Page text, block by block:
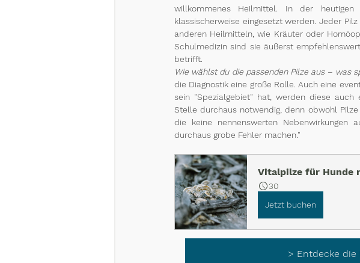
willkommenes Heilmittel. In der
klassischerweise eingesetzt werden. Jeder
anderen Heilmitteln, wie Kräuter oder
Schulmedizin sind sie äußerst
betrifft.
Wie wählst du die passenden Pilze aus – was
die Diagnostik eine große Rolle. Auch eine
sein "Spezialgebiet" hat, werden diese
Stelle durchaus notwendig, denn obwohl
die keine nennenswerten Nebenwirkungen
durchaus grobe Fehler machen."
Vitalpilze für Hunde
30
Jetzt buchen
> Entdecke die